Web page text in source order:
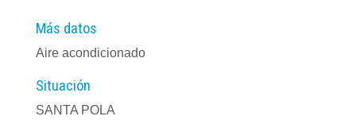
Más datos
Aire acondicionado
Situación
SANTA POLA